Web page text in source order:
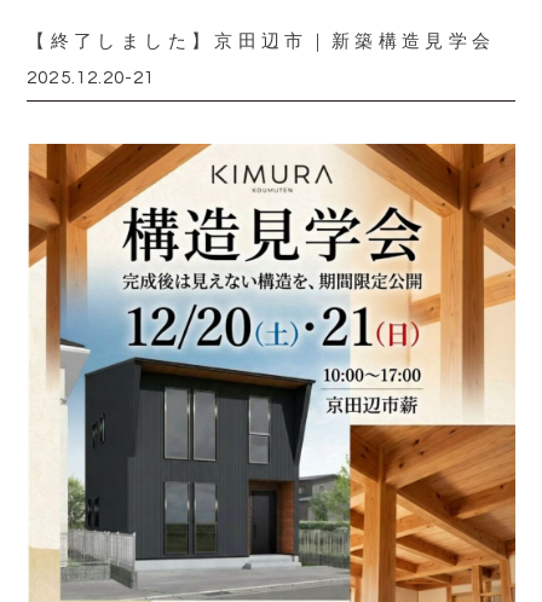
【終了しました】京田辺市｜新築構造見学会
2025.12.20-21